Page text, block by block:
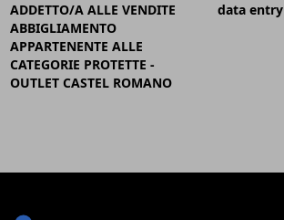
ADDETTO/A ALLE VENDITE
ABBIGLIAMENTO
APPARTENENTE ALLE
CATEGORIE PROTETTE -
OUTLET CASTEL ROMANO
data entry